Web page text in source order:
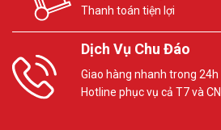
Thanh toán tiện lợi
Dịch Vụ Chu Đáo
Giao hàng nhanh trong 24h
Hotline phục vụ cả T7 và CN